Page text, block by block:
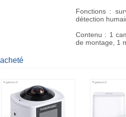
Fonctions :
détection
Contenu : 1
de montage, 1